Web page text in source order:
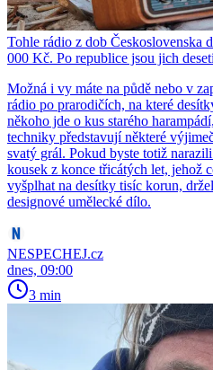
Tohle rádio z dob Československa
000 Kč. Po republice jsou jich
Možná i vy máte na půdě nebo v
rádio po prarodičích, na které
někoho jde o kus starého
techniky představují některé
svatý grál. Pokud byste totiž
kousek z konce třicátých let, jehož
vyšplhat na desítky tisíc korun,
designové umělecké dílo.
NESPECHEJ.cz
dnes, 09:00
3 min